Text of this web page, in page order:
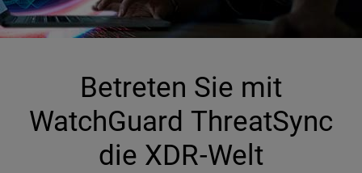
Betreten Sie mit
WatchGuard ThreatSync
die XDR-Welt